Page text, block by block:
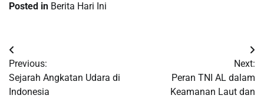
Posted in Berita Hari Ini
Post
navigation
Previous:
Sejarah Angkatan Udara di
Indonesia
Next:
Peran TNI AL dalam
Keamanan Laut dan